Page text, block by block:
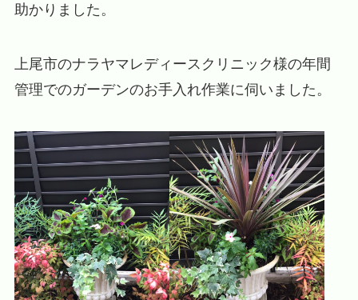
助かりました。
上尾市のナラヤマレディースクリニック様の年間
管理でのガーデンのお手入れ作業に伺いました。